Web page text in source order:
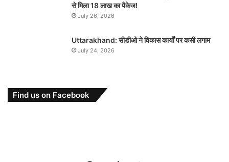
से मिला 18 लाख का पैकेज!
July 26, 2026
Uttarakhand: सीडीओ ने विकास कार्यों पर कसी लगाम
July 24, 2026
Find us on Facebook